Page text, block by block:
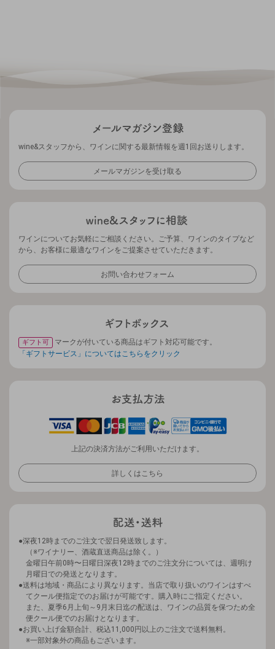
wine&スタッフから、ワインに関する最新情報を週1回お送りします。
メールマガジンを受け取る
ワインについてお気軽にご相談ください。ご予算、ワインのタイプなど
から、お客様に最適なワインをご提案させていただきます。
お問い合わせフォーム
ギフト可
マークが付いている商品はギフト対応可能です。
「ギフトサービス」についてはこちらをクリック
上記の決済方法がご利用いただけます。
詳しくはこちら
深夜12時までのご注文で翌日発送致します。
（※ワイナリー、酒蔵直送商品は除く。）
金曜日午前0時〜日曜日深夜12時までのご注文分については、週明け
月曜日での発送となります。
送料は地域・商品により異なります。当店で取り扱いのワインはすべ
てクール便指定でのお届けが可能です。購入時にご指定ください。
また、夏季6月上旬～9月末日迄の配送は、ワインの品質を保つため全
便クール便でのお届けとなります。
お買い上げ金額合計、税込11,000円以上のご注文で送料無料。
※一部対象外の商品もございます。